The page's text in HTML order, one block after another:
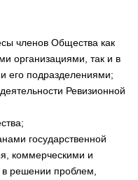
членов Общества как
организациями, так и в
его подразделениями;
Ревизионной
государственной
коммерческими и
решении проблем,